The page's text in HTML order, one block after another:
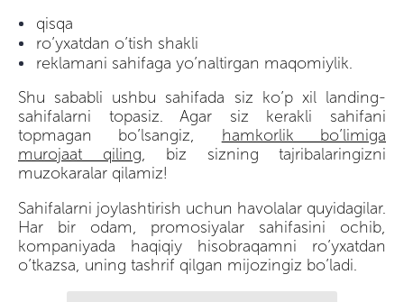
qisqa
ro’yxatdan o’tish shakli
reklamani sahifaga yo’naltirgan maqomiylik.
Shu sababli ushbu sahifada siz ko’p xil landing-
sahifalarni topasiz. Agar siz kerakli sahifani
topmagan bo’lsangiz, hamkorlik bo’limiga
murojaat qiling, biz sizning tajribalaringizni
muzokaralar qilamiz!
Sahifalarni joylashtirish uchun havolalar quyidagilar.
Har bir odam, promosiyalar sahifasini ochib,
kompaniyada haqiqiy hisobraqamni ro’yxatdan
o’tkazsa, uning tashrif qilgan mijozingiz bo’ladi.